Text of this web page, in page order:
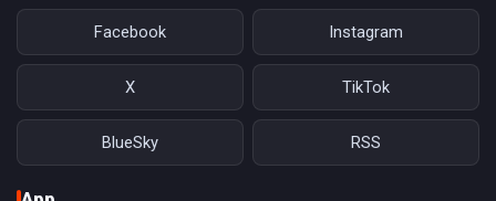
Facebook Instagram
X TikTok
BlueSky RSS